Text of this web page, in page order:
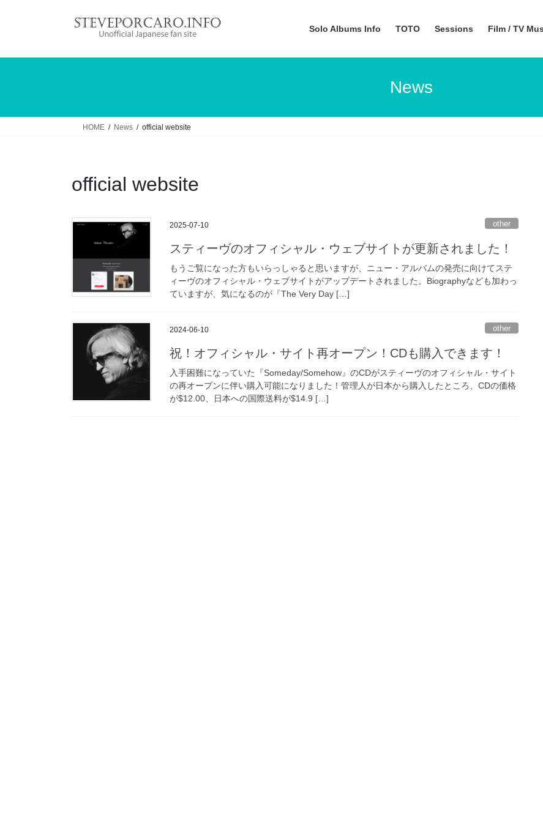
Solo Albums Info TOTO Sessions Film / TV
News
HOME News official website
official website
2025-07-10 other
スティーヴのオフィシャル・ウェブサイトが更新されました！
もうご覧になった方もいらっしゃると思いますが、ニュー・アルバムの発売に向けてステ
ィーヴのオフィシャル・ウェブサイトがアップデートされました。Biographyなども加わっ
ていますが、気になるのが『The Very Day […]
2024-06-10 other
祝！オフィシャル・サイト再オープン！CDも購入できます！
入手困難になっていた『Someday/Somehow』のCDがスティーヴのオフィシャル・サイト
の再オープンに伴い購入可能になりました！管理人が日本から購入したところ、CDの価格
が$12.00、日本への国際送料が$14.9 […]